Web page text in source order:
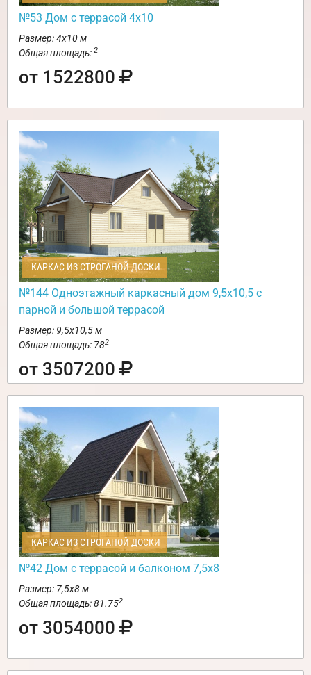
№53 Дом с террасой 4х10
Размер: 4х10 м
Общая площадь: 2
от 1522800
КАРКАС ИЗ СТРОГАНОЙ ДОСКИ
№144 Одноэтажный каркасный дом 9,5х10,5 с
парной и большой террасой
Размер: 9,5х10,5 м
Общая площадь: 782
от 3507200
КАРКАС ИЗ СТРОГАНОЙ ДОСКИ
№42 Дом с террасой и балконом 7,5х8
Размер: 7,5х8 м
Общая площадь: 81.752
от 3054000